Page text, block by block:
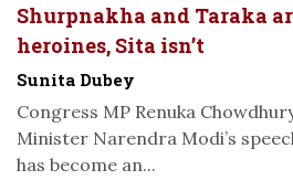
Shurpnakha and Taraka
heroines, Sita isn’t
Sunita Dubey
Congress MP Renuka
Minister Narendra Modi’s
has become an...